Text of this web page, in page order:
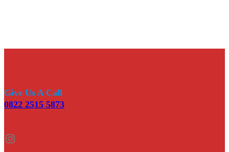
Give Us A Call
0822 2515 5873
Instagram